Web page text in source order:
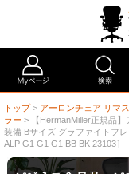
トップ> アーロンチェア リマ
ラー > 【HermanMiller正規品
装備 Bサイズ グラファイトフ
ALP G1 G1 G1 BB BK 23103］